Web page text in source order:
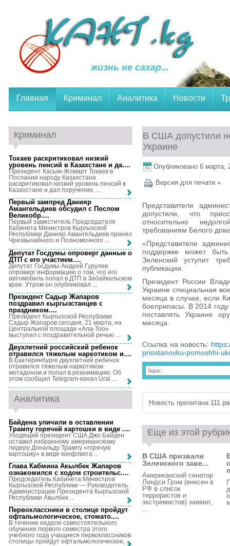
жизнь не сахар...
Главная Криминал Аналитика Новости
В США допустили
Украине
Опубликовано 6 марта,
Версия для печати »
Представители
допустили, что
относительно
требованиям Белого
«Представители
поддержке может
Зеленский уступит
публикации.
Президент России
Украине специальная
месяца в случае, если
боеприпасы. В 2014
поставлять Украине
месяца.
Ссылка на новость:
priostanovku-pomoshhi-
Новость прочитана 111
Еще из этой
В США призвали
Зеленского заве...
Американский сенатор
Линдси Грэм (внесен в
РФ в список
террористов и
экстремистов) заявил,
...
Криминал
Токаев раскритиковал низкий
уровень пенсий в Казахстане и да....
Президент Касым-Жомарт Токаев в
Послании народу Казахстана
раскритиковал низкий уровень пенсий в
Казахстане и дал поручение, ...
Первый зампред Данияр
Амангельдиев обсудил с Послом
Великобр....
Первый заместитель Председателя
Кабинета Министров Кыргызской
Республики Данияр Амангельдиев принял
Чрезвычайного и Полномочного ...
Депутат Госдумы опроверг данные о
ДТП с его участием....
Депутат Госдумы Андрей Гурулев
опроверг информацию о том, что его
автомобиль попал в ДТП в Забайкальском
крае. Утром он опубликовал ...
Президент Садыр Жапаров
поздравил кыргызстанцев с
праздником....
Президент Кыргызской Республики
Садыр Жапаров сегодня, 21 марта, на
Центральной площади «Ала-Тоо»
выступил с поздравительной речью ...
Двухлетний российский ребенок
отравился тяжелым наркотиком и....
В Екатеринбурге двухлетний ребенок
отравился тяжелым наркотиком
метадоном и попал в реанимацию. Об
этом сообщил Telegram-канал Ural ...
Аналитика
Байдена уличили в оставлении
Трампу горячей картошки в виде ....
Уходящий президент США Джо Байден
оставил избранному американскому
лидеру Дональду Трампу «горячую
картошку» в виде конфликта ...
Глава Кабмина Акылбек Жапаров
ознакомился с ходом строительс....
Председатель Кабинета Министров
Кыргызской Республики — Руководитель
Администрации Президента Кыргызской
Республики Акылбек ...
Первоклассники в столице пройдут
офтальмологическое, стомато....
В течение недели самостоятельного
обучения первого семестра этого
учебного года учащиеся первоклассников
столицы пройдут офтальмологическое, ...